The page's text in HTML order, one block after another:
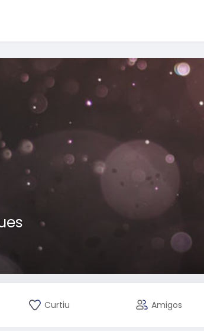
Curtiu Amigos